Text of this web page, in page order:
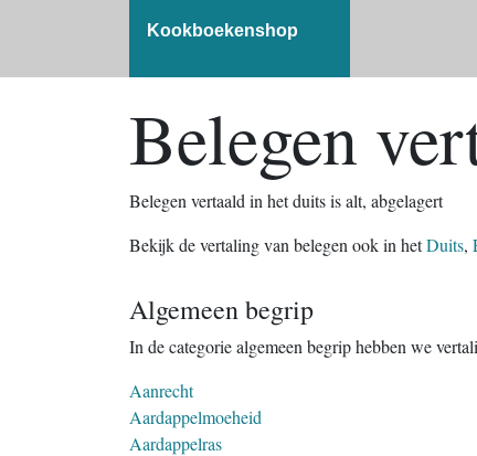
Kookboekenshop
Belegen
Belegen vertaald in het duits is alt, abgelagert
Bekijk de vertaling van belegen ook in hetDuits,
Algemeen begrip
In de categorie algemeen begrip hebben we
Aanrecht
Aardappelmoeheid
Aardappelras